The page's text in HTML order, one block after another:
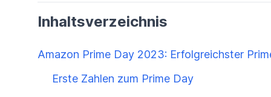
Inhaltsverzeichnis
Amazon Prime Day 2023: Erfolgreichster
Erste Zahlen zum Prime Day